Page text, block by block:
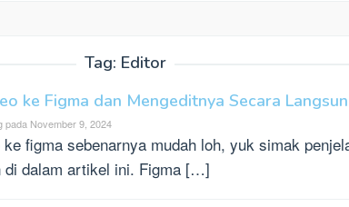
Tag: Editor
ke Figma dan Mengeditnya Secara
pada November 9, 2024
figma sebenarnya mudah loh, yuk simak
di dalam artikel ini. Figma […]